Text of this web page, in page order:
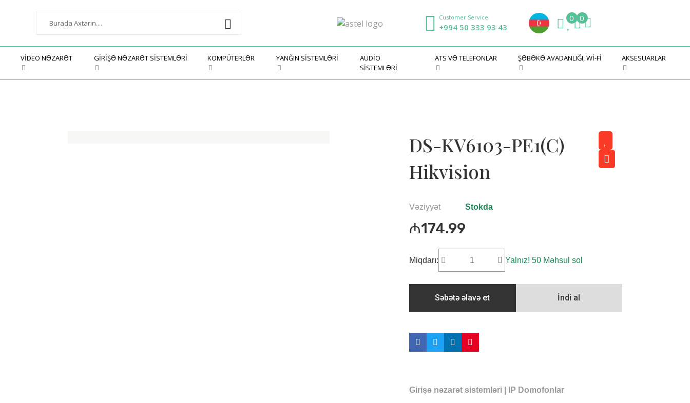
Customer Service
+994 50 333 93 43
0 0
VIDEO NƏZARƏT GIRIŞƏ NƏZARƏT SISTEMLƏRI KOMPÜTERLƏR YANĞIN SISTEMLƏRI
AUDIO
SISTEMLƏRI
ATS VƏ TELEFONLAR ŞƏBƏKƏ AVADANLIĞI, WI-FI AKSESUARLAR
DS-KV6103-PE1(C)
Hikvision
Vəziyyət Stokda
₼174.99
Miqdarı: Yalnız! 50 Məhsul sol
Səbətə əlavə et İndi al
Girişə nəzarət sistemləri IP Domofonlar